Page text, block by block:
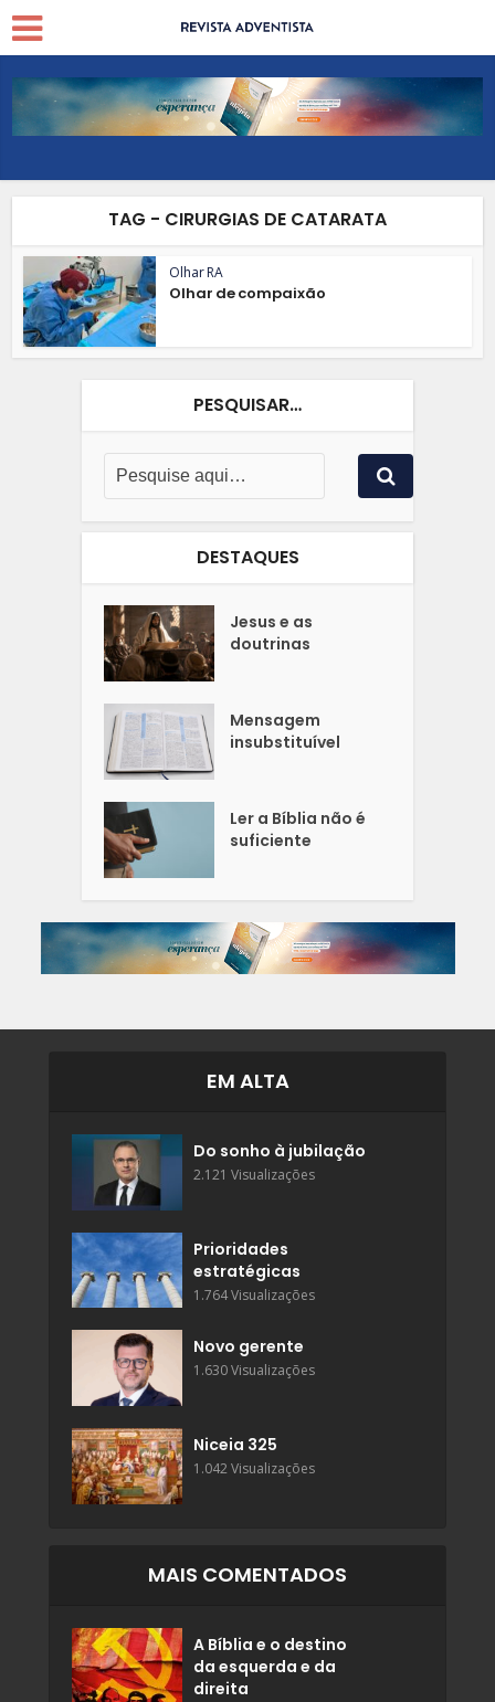
TAG - CIRURGIAS DE CATARATA
Olhar RA
Olhar de compaixão
PESQUISAR…
DESTAQUES
Jesus e as
doutrinas
Mensagem
insubstituível
Ler a Bíblia não é
suficiente
EM ALTA
Do sonho à jubilação
2.121 Visualizações
Prioridades
estratégicas
1.764 Visualizações
Novo gerente
1.630 Visualizações
Niceia 325
1.042 Visualizações
MAIS COMENTADOS
A Bíblia e o destino
da esquerda e da
direita